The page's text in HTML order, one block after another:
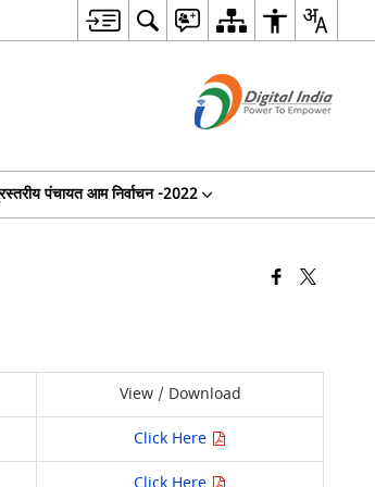
पंचायत आम निर्वाचन -2022
View / Download
Click Here